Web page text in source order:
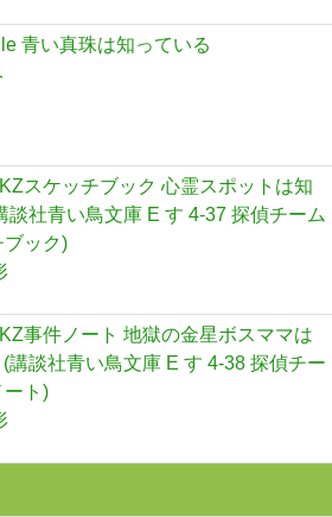
青い真珠は知っている
スケッチブック 心霊スポットは知
談社青い鳥文庫 E す 4-37 探偵チーム
ブック)
事件ノート 地獄の金星ボスママは
講談社青い鳥文庫 E す 4-38 探偵チー
ート)